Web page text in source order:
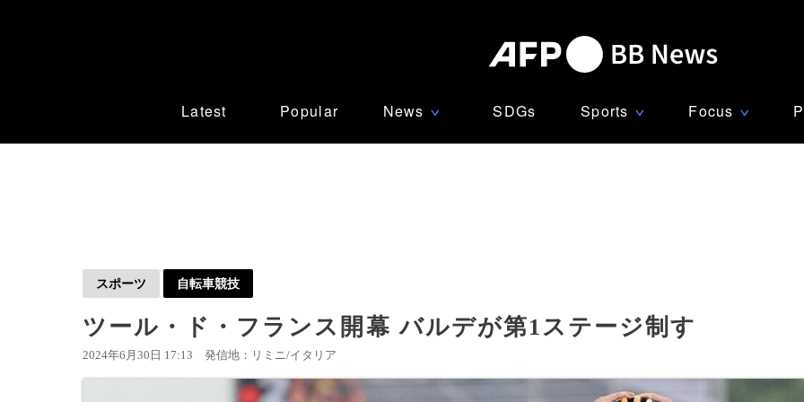
Latest Popular News ∨ SDGs Sports ∨ Focus ∨
スポーツ 自転車競技
ツール・ド・フランス開幕 バルデが第1ステージ制す
2024年6月30日 17:13 発信地：リミニ/イタリア